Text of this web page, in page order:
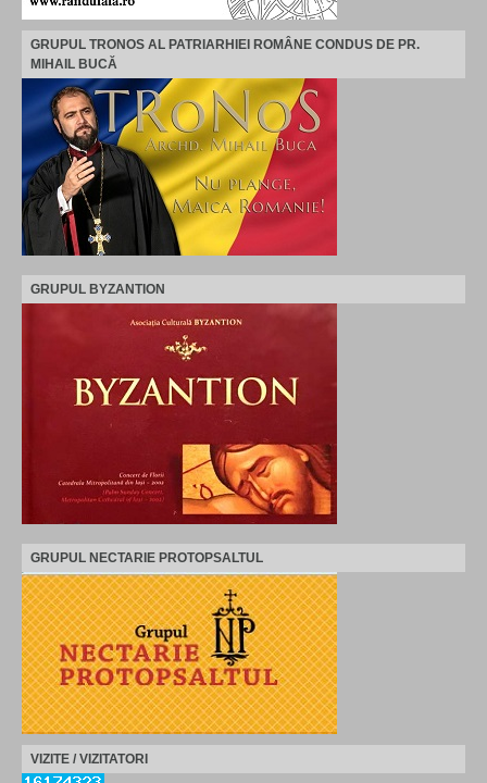
GRUPUL TRONOS AL PATRIARHIEI ROMÂNE CONDUS DE PR.
MIHAIL BUCĂ
GRUPUL BYZANTION
GRUPUL NECTARIE PROTOPSALTUL
VIZITE / VIZITATORI